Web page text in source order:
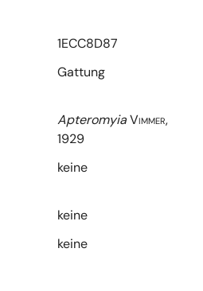
1ECC8D87
Gattung
ApteromyiaVimmer,
1929
keine
keine
keine